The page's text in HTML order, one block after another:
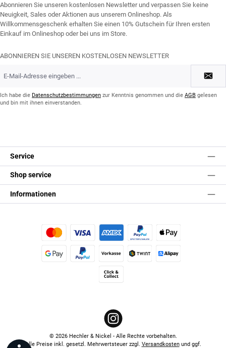
Abonnieren Sie unseren kostenlosen Newsletter und verpassen Sie keine
Neuigkeit, Sales oder Aktionen aus unserem Onlineshop. Als
Willkommensgeschenk erhalten Sie einen 10% Gutschein für Ihren ersten
Einkauf im Onlineshop oder bei uns im Store.
ABONNIEREN SIE UNSEREN KOSTENLOSEN NEWSLETTER
Mail-
*Ich habe die Datenschutzbestimmungen zur Kenntnis genommen und die AGB gelesen
und bin mit ihnen einverstanden.
Service
Shop service
Informationen
Kredit- oder Debitkarte Später BezahlenApple Pay
Vorkasse
Instagram
© 2026 Hechler & Nickel - Alle Rechte vorbehalten.
Alle Preise inkl. gesetzl. Mehrwertsteuer zzgl. Versandkostenund ggf.